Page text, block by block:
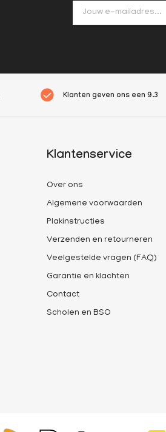
Klanten geven ons een9.3
Klantenservice
Over ons
Algemene voorwaarden
Plakinstructies
Verzenden en retourneren
Veelgestelde vragen (FAQ)
Garantie en klachten
Contact
Scholen en BSO